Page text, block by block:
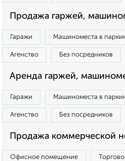
Продажа гаржей,
Гаражи Машиноместа в
Агенство Без посредников
Аренда гаржей,
Гаражи Машиноместа в
Агенство Без посредников
Продажа коммерческой
Офисное помещение